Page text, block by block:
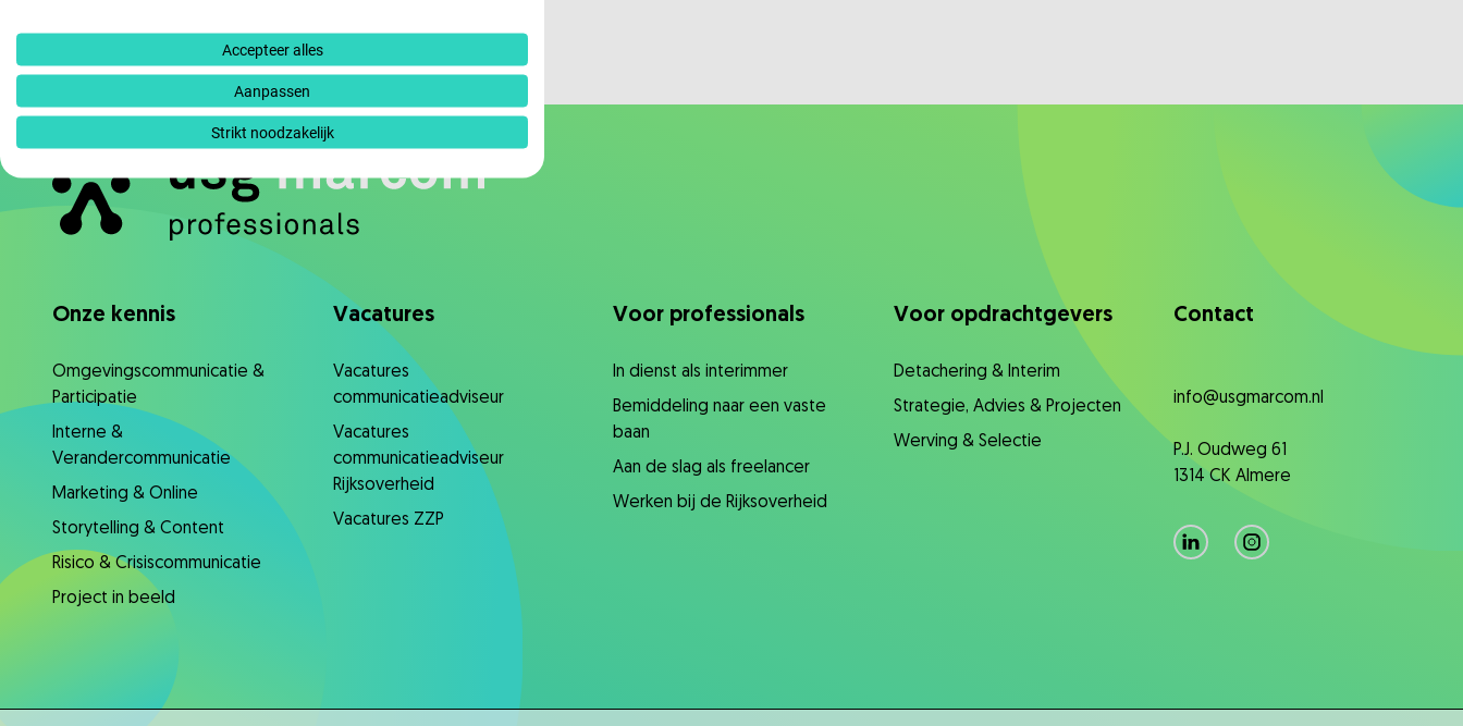
Onze kennis
Omgevingscommunicatie &
Participatie
Interne &
Verandercommunicatie
Marketing & Online
Storytelling & Content
Risico & Crisiscommunicatie
Project in beeld
Vacatures
Vacatures
communicatieadviseur
Vacatures
communicatieadviseur
Rijksoverheid
Vacatures ZZP
Voor professionals
In dienst als interimmer
Bemiddeling naar een vaste
baan
Aan de slag als freelancer
Werken bij de Rijksoverheid
Voor opdrachtgevers
Detachering & Interim
Strategie, ​Advies & Projecten
Werving & Selectie
Contact
info@usgmarcom.nl
P.J. Oudweg 61
1314 CK Almere
LinkedInInstagram
Accepteer alles
Aanpassen
Strikt noodzakelijk